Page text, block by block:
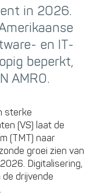
in 2026.
en IT-
beperkt,
AMRO.
sterke
(VS) laat de
(TMT) naar
groei zien van
Digitalisering,
drijvende